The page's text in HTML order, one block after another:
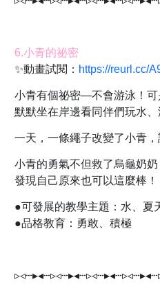
6.小青的祕密
✨動畫試閱： https://reurl.cc/
小青有個祕密—不會游泳！
默默坐在岸邊看同伴們玩水、
一天，一條繩子改變了小青
小青的勇氣不但救了烏龜奶
發現自己原來也可以這麼棒！
●可發展的教學主題：水、夏
●品格教育：勇敢、積極